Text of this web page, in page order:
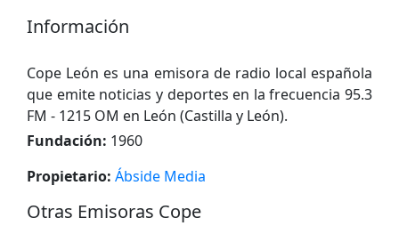
Información
Cope León es una emisora ​​de radio local española
que emite noticias y deportes en la frecuencia 95.3
FM - 1215 OM en León (Castilla y León).
Fundación: 1960
Propietario: Ábside Media
Otras Emisoras Cope